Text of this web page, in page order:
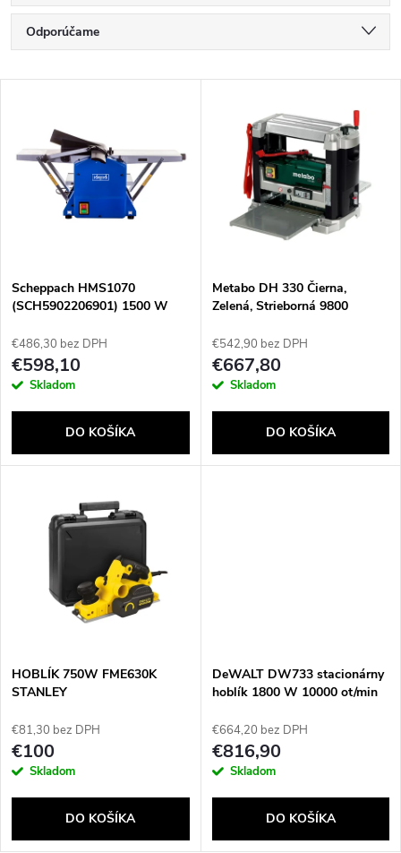
R
a
e
e
p
r
d
o
v
Odporúčame
Najpredávanejšie
Abecedne
ý
s
p
r
o
d
v
Scheppach HMS1070
(SCH5902206901) 1500 W
€486,30 bez DPH
€598,10
Skladom
DO KOŠÍKA
Metabo DH 330 Čierna,
Zelená, Strieborná 9800
€542,90 bez DPH
€667,80
Skladom
DO KOŠÍKA
HOBLÍK 750W FME630K
STANLEY
€81,30 bez DPH
€100
Skladom
DO KOŠÍKA
DeWALT DW733 stacionárny
hoblík 1800 W 10000 ot/min
€664,20 bez DPH
€816,90
Skladom
DO KOŠÍKA